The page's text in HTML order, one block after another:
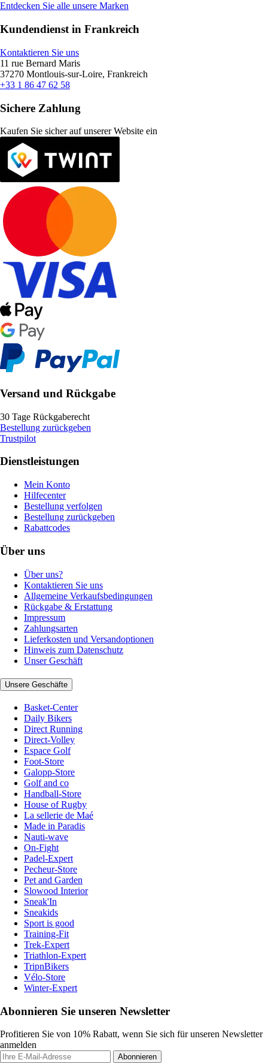
Entdecken Sie alle unsere Marken
Kundendienst in Frankreich
Kontaktieren Sie uns
11 rue Bernard Maris
37270 Montlouis-sur-Loire, Frankreich
+33 1 86 47 62 58
Sichere Zahlung
Kaufen Sie sicher auf unserer Website ein
Versand und Rückgabe
30 Tage Rückgaberecht
Bestellung zurückgeben
Trustpilot
Dienstleistungen
Mein Konto
Hilfecenter
Bestellung verfolgen
Bestellung zurückgeben
Rabattcodes
Über uns
Über uns?
Kontaktieren Sie uns
Allgemeine Verkaufsbedingungen
Rückgabe & Erstattung
Impressum
Zahlungsarten
Lieferkosten und Versandoptionen
Hinweis zum Datenschutz
Unser Geschäft
Unsere Geschäfte
Basket-Center
Daily Bikers
Direct Running
Direct-Volley
Espace Golf
Foot-Store
Galopp-Store
Golf and co
Handball-Store
House of Rugby
La sellerie de Maé
Made in Paradis
Nauti-wave
On-Fight
Padel-Expert
Pecheur-Store
Pet and Garden
Slowood Interior
Sneak'In
Sneakids
Sport is good
Training-Fit
Trek-Expert
Triathlon-Expert
TripnBikers
Vélo-Store
Winter-Expert
Abonnieren Sie unseren Newsletter
Profitieren Sie von 10% Rabatt, wenn Sie sich für unseren Newsletter
anmelden
Abonnieren